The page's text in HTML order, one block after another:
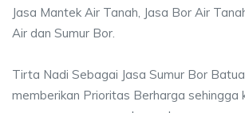
Jasa Mantek Air Tanah, Jasa Bor Air
Air dan Sumur Bor.
Tirta Nadi Sebagai Jasa Sumur Bor
memberikan Prioritas Berharga sehingga